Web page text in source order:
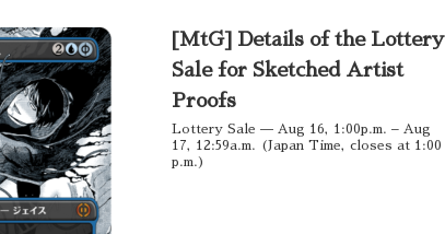
[MtG] Details of the Lottery
Sale for Sketched Artist
Proofs
Lottery Sale — Aug 16, 1:00p.m. – Aug
17, 12:59a.m. (Japan Time, closes at 1:00
p.m.)